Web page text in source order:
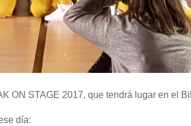
ON STAGE 2017, que tendrá lugar en el
día: